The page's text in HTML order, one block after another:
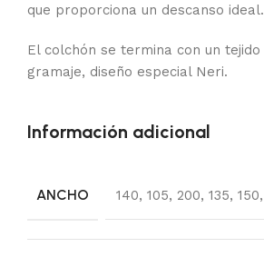
que proporciona un descanso ideal.
El colchón se termina con un
gramaje, diseño especial Neri.
Información adicional
ANCHO 140, 105, 200, 135, 150,